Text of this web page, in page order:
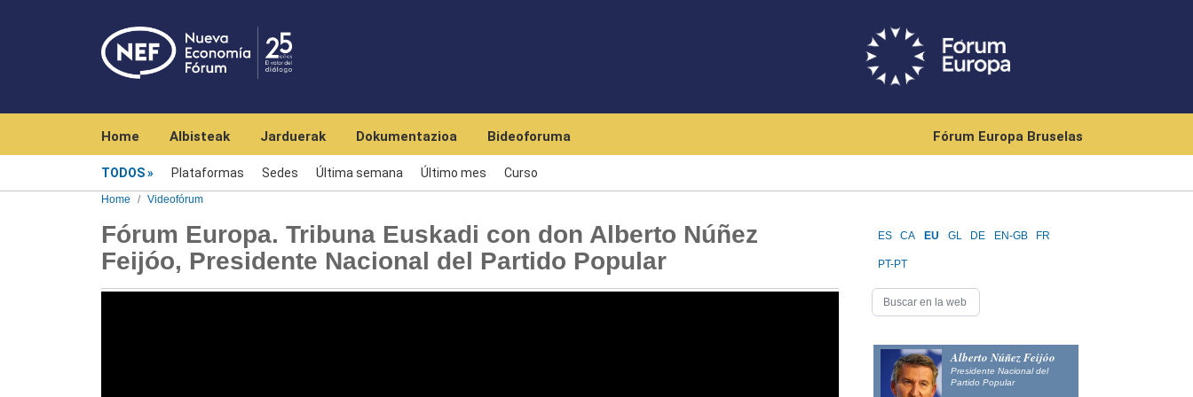
Home Albisteak Jarduerak Dokumentazioa Bideoforuma Fórum Europa Bruselas
TODOS Plataformas Sedes Última semana Último mes Curso
Home Videofórum
Fórum Europa. Tribuna Euskadi con don Alberto Núñez
Feijóo, Presidente Nacional del Partido Popular
ES CA EU GL DE EN-GB FR
PT-PT
Alberto Núñez Feijóo
Presidente Nacional del
Partido Popular